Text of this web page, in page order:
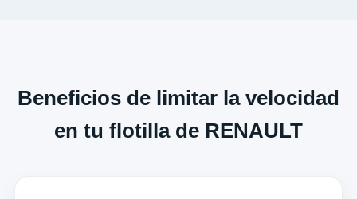
Beneficios de limitar la velocidad
en tu flotilla de RENAULT